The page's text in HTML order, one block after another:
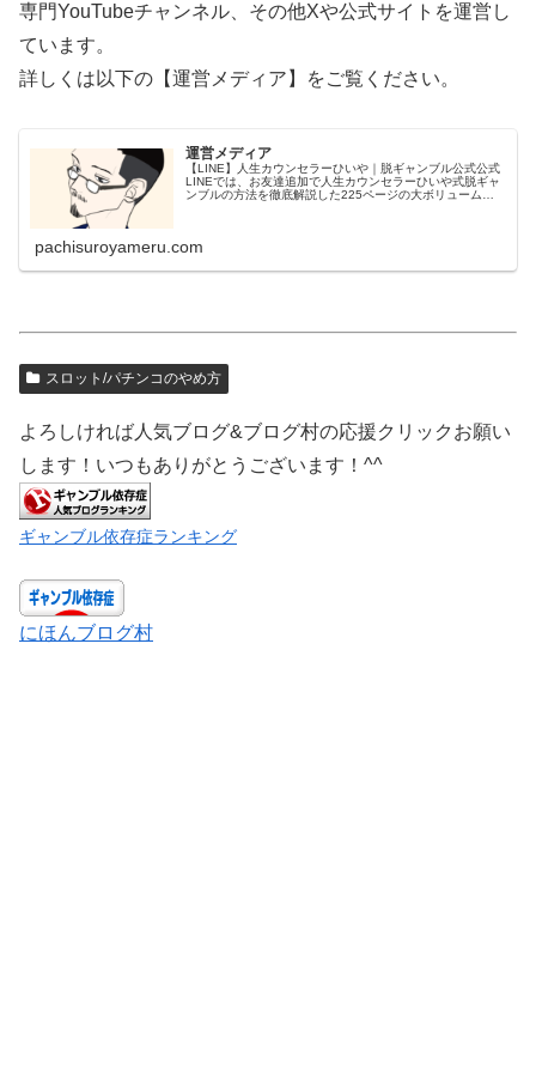
専門YouTubeチャンネル、その他Xや公式サイトを運営し
ています。
詳しくは以下の【運営メディア】をご覧ください。
運営メディア
【LINE】人生カウンセラーひいや｜脱ギャンブル公式公式
LINEでは、お友達追加で人生カウンセラーひいや式脱ギャ
ンブルの方法を徹底解説した225ページの大ボリューム
pachisuroyameru.com
スロット/パチンコのやめ方
よろしければ人気ブログ&ブログ村の応援クリックお願い
します！いつもありがとうございます！^^
ギャンブル依存症ランキング
にほんブログ村